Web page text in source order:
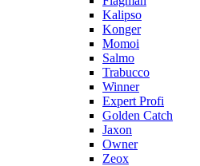
Kalipso
Konger
Momoi
Salmo
Trabucco
Winner
Expert Profi
Golden Catch
Jaxon
Owner
Zeox